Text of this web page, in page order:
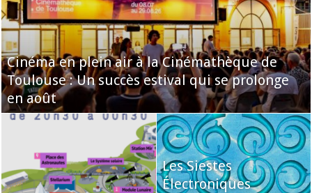
Cinéma en plein air à la Cinémathèque de
Toulouse : Un succès estival qui se prolonge
en août
Les Siestes
Électroniques